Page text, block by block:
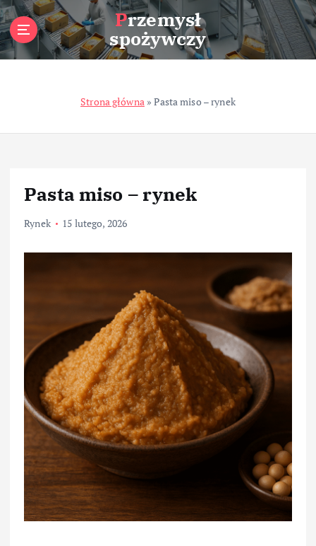
S
k
i
p
n
Przemysł
spożywczy
Strona główna »Pasta miso – rynek
Pasta miso – rynek
Rynek 15 lutego, 2026